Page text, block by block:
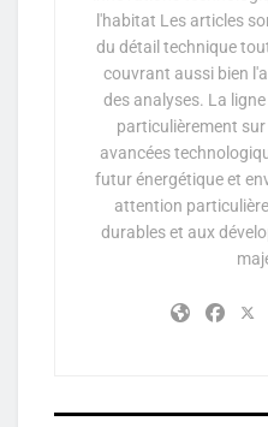
l'habitat Les articles
du détail technique
couvrant aussi bien
des analyses. La
particulièrement
avancées
futur énergétique et
attention
durables et aux